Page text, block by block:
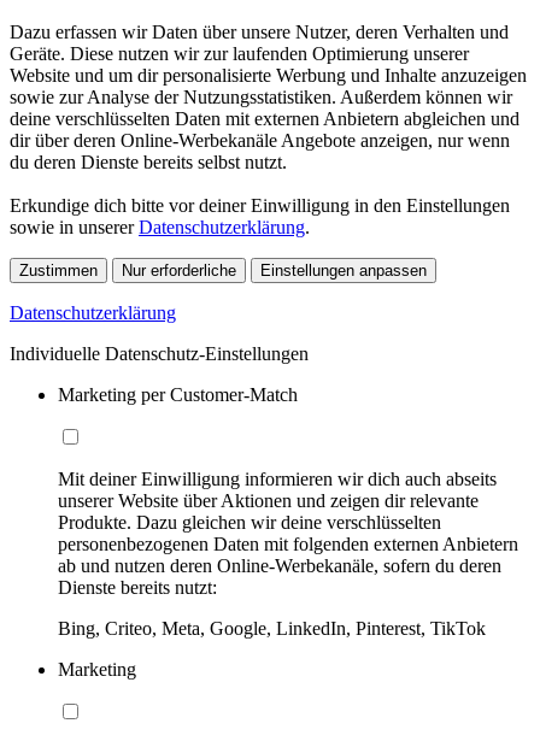
Dazu erfassen wir Daten über unsere Nutzer, deren Verhalten und
Geräte. Diese nutzen wir zur laufenden Optimierung unserer
Website und um dir personalisierte Werbung und Inhalte anzuzeigen
sowie zur Analyse der Nutzungsstatistiken. Außerdem können wir
deine verschlüsselten Daten mit externen Anbietern abgleichen und
dir über deren Online-Werbekanäle Angebote anzeigen, nur wenn
du deren Dienste bereits selbst nutzt.
Erkundige dich bitte vor deiner Einwilligung in den Einstellungen
sowie in unsererDatenschutzerklärung.
Zustimmen Nur erforderliche Einstellungen anpassen
Datenschutzerklärung
Individuelle Datenschutz-Einstellungen
Marketing per Customer-Match
Mit deiner Einwilligung informieren wir dich auch abseits
unserer Website über Aktionen und zeigen dir relevante
Produkte. Dazu gleichen wir deine verschlüsselten
personenbezogenen Daten mit folgenden externen Anbietern
ab und nutzen deren Online-Werbekanäle, sofern du deren
Dienste bereits nutzt:
Bing, Criteo, Meta, Google, LinkedIn, Pinterest, TikTok
Marketing